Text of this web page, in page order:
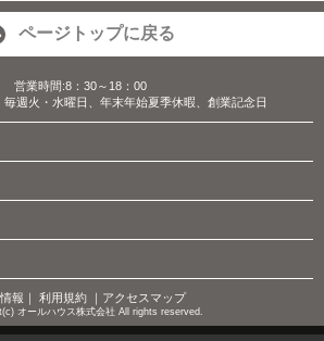
ページトップに戻る
営業時間:8：30～18：00
毎週火・水曜日、年末年始夏季休暇、創業記念日
報 ｜ 利用規約｜ アクセスマップ
オールハウス株式会社 All rights reserved.